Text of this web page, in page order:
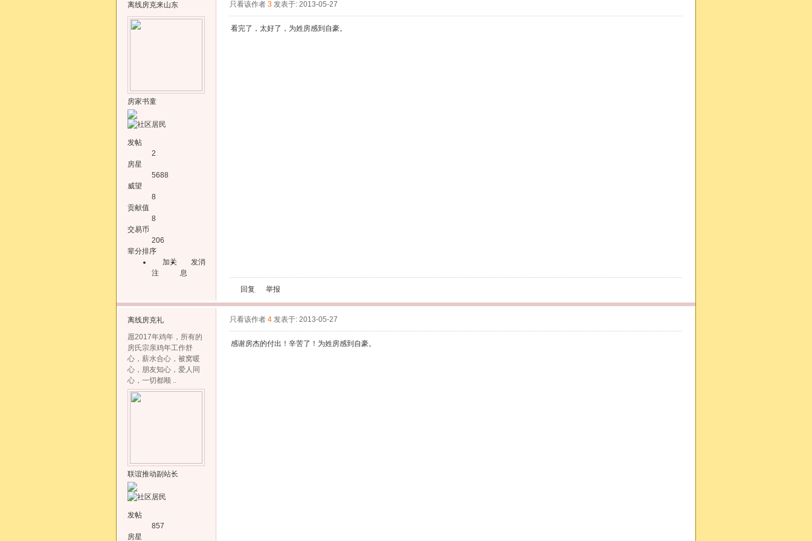
离线房克来山东
房家书童
发帖
2
房星
5688
威望
8
贡献值
8
交易币
206
辈分排序
加关
注
发消
息
只看该作者 3 发表于: 2013-05-27
看完了，太好了，为姓房感到自豪。
回复 举报
离线房克礼
愿2017年鸡年，所有的
房氏宗亲鸡年工作舒
心，薪水合心，被窝暖
心，朋友知心，爱人同
心，一切都顺 ..
联谊推动副站长
发帖
857
房星
只看该作者 4 发表于: 2013-05-27
感谢房杰的付出！辛苦了！为姓房感到自豪。